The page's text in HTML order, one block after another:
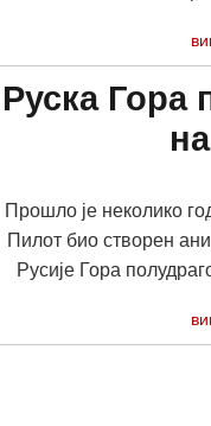
Руска Гора
Прошло је неколико
Пилот био створен
Русије Гора